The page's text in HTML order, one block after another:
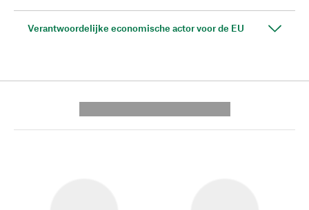
Verantwoordelijke economische actor voor de EU